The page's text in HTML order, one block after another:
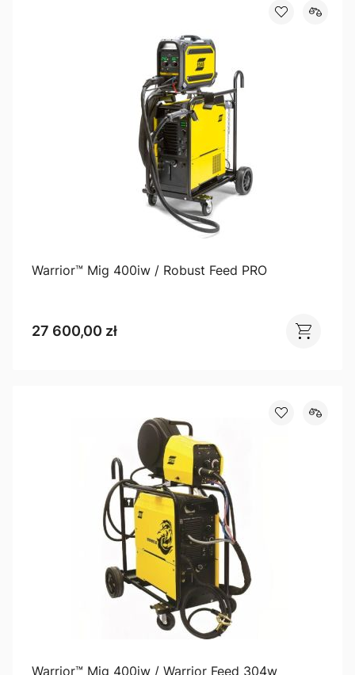
Warrior™ Mig 400iw / Robust Feed PRO
27 600,00 zł
Warrior™ Mig 400iw / Warrior Feed 304w